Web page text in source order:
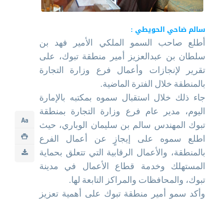
سالم ضاحي الحويطي :
أطلع صاحب السمو الملكي الأمير فهد بن
سلطان بن عبدالعزيز أمير منطقة تبوك، على
تقرير لإنجازات وأعمال فرع وزارة التجارة
بالمنطقة خلال الفترة الماضية.
جاء ذلك خلال استقبال سموه بمكتبه بالإمارة
اليوم، مدير عام فرع وزارة التجارة بمنطقة
تبوك المهندس سالم بن سليمان الوباري، حيث
اطلع سموه على إيجازٍ عن أعمال الفرع
بالمنطقة، والأعمال الرقابية التي تتعلق بحماية
المستهلك وخدمة قطاع الأعمال في مدينة
تبوك، والمحافظات والمراكز التابعة لها.
وأكد سمو أمير منطقة تبوك على أهمية تعزيز